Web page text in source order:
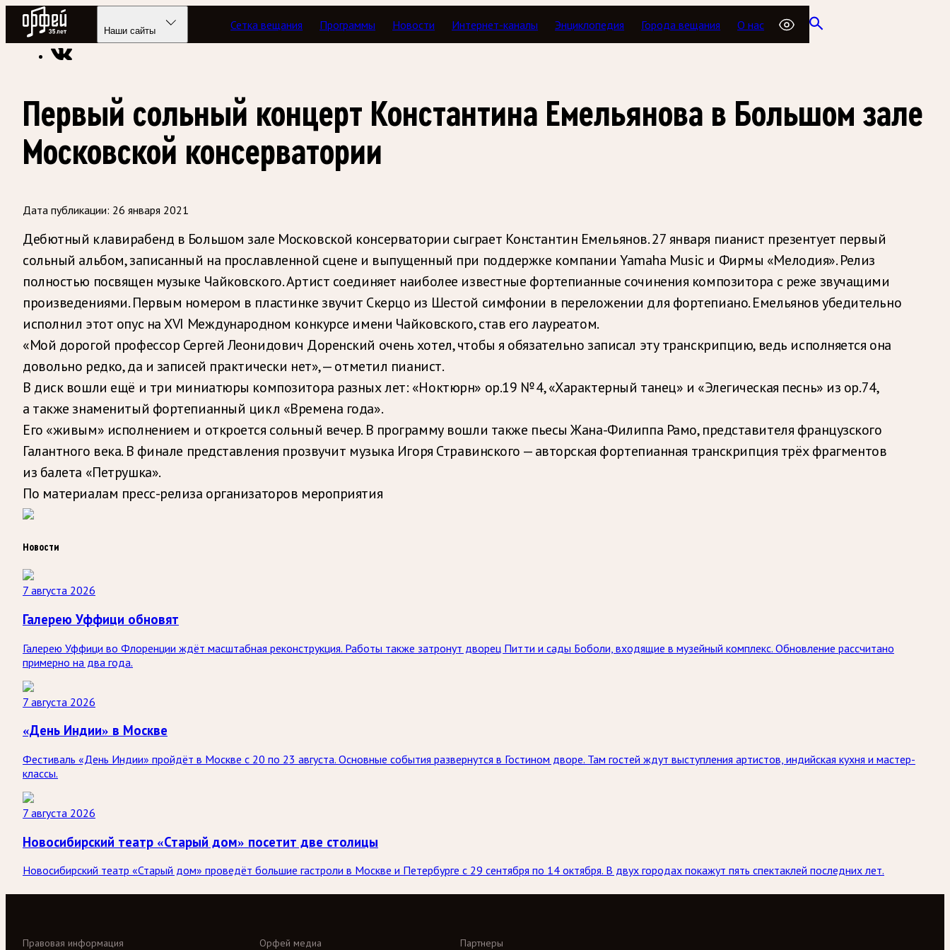
Радио Орфей
Наши сайты Сетка вещания Программы Новости Интернет-каналы Энциклопедия Города вещания О нас
Радио классической музыки «Орфей» Новости
Первый сольный концерт Константина Емельянова в Большом зале
Московской консерватории
Дата публикации: 26 января 2021
Дебютный клавирабенд в Большом зале Московской консерватории сыграет Константин Емельянов. 27 января пианист презентует первый
сольный альбом, записанный на прославленной сцене и выпущенный при поддержке компании Yamaha Music и Фирмы «Мелодия». Релиз
полностью посвящен музыке Чайковского. Артист соединяет наиболее известные фортепианные сочинения композитора с реже звучащими
произведениями. Первым номером в пластинке звучит Скерцо из Шестой симфонии в переложении для фортепиано. Емельянов убедительно
исполнил этот опус на XVI Международном конкурсе имени Чайковского, став его лауреатом.
«Мой дорогой профессор Сергей Леонидович Доренский очень хотел, чтобы я обязательно записал эту транскрипцию, ведь исполняется она
довольно редко, да и записей практически нет», — отметил пианист.
В диск вошли ещё и три миниатюры композитора разных лет: «Ноктюрн» ор.19 № 4, «Характерный танец» и «Элегическая песнь» из ор.74,
а также знаменитый фортепианный цикл «Времена года».
Его «живым» исполнением и откроется сольный вечер. В программу вошли также пьесы Жана-Филиппа Рамо, представителя французского
Галантного века. В финале представления прозвучит музыка Игоря Стравинского — авторская фортепианная транскрипция трёх фрагментов
из балета «Петрушка».
По материалам пресс-релиза организаторов мероприятия
Новости
7 августа 2026
Галерею Уффици обновят
Галерею Уффици во Флоренции ждёт масштабная реконструкция. Работы также затронут дворец Питти и сады Боболи, входящие в музейный комплекс. Обновление рассчитано
примерно на два года.
7 августа 2026
«День Индии» в Москве
Фестиваль «День Индии» пройдёт в Москве с 20 по 23 августа. Основные события развернутся в Гостином дворе. Там гостей ждут выступления артистов, индийская кухня и мастер-
классы.
7 августа 2026
Новосибирский театр «Старый дом» посетит две столицы
Новосибирский театр «Старый дом» проведёт большие гастроли в Москве и Петербурге с 29 сентября по 14 октября. В двух городах покажут пять спектаклей последних лет.
Орфей медиа Партнеры
Правовая информация